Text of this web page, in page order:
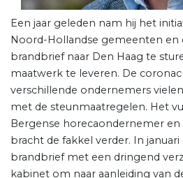
Een jaar geleden nam hij het
Noord-Hollandse gemeenten en
brandbrief naar Den Haag te
maatwerk te leveren. De
verschillende ondernemers
met de steunmaatregelen. Het
Bergense horecaondernemer en
bracht de fakkel verder. In januari
brandbrief met een dringend
kabinet om naar aanleiding van